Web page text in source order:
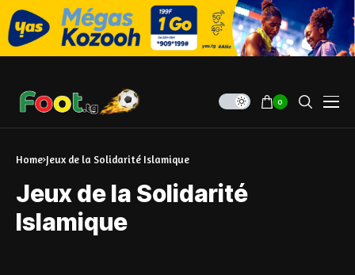
0
Home Jeux de la Solidarité Islamique
Jeux de la Solidarité
Islamique